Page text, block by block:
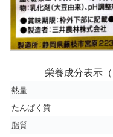
栄養成分表示
熱量
たんぱく質
脂質